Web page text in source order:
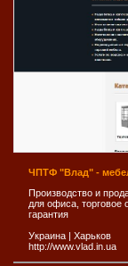
ЧПТФ "Влад" -
Производство и
для офиса, торговое
гарантия
Украина | Харьков
http://www.vlad.in.ua